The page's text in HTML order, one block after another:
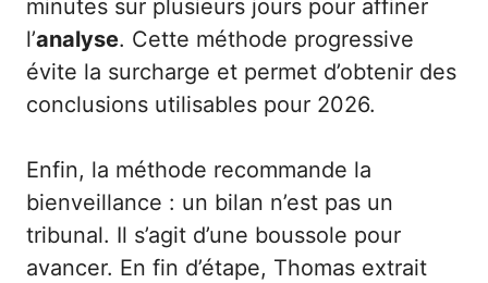
minutes sur plusieurs jours pour affiner
l’analyse. Cette méthode progressive
évite la surcharge et permet d’obtenir des
conclusions utilisables pour 2026.
Enfin, la méthode recommande la
bienveillance : un bilan n’est pas un
tribunal. Il s’agit d’une boussole pour
avancer. En fin d’étape, Thomas extrait